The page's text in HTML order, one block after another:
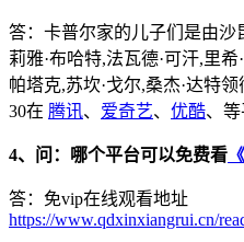
答：卡普尔家的儿子们是由沙
莉雅·布哈特,法瓦德·可汗,里
帕塔克,苏坎·戈尔,桑杰·达特
30在 腾讯、 爱奇艺、 优酷、等
4、问：哪个平台可以免费看
答：免vip在线观看地址
https://www.qdxinxiangrui.cn/